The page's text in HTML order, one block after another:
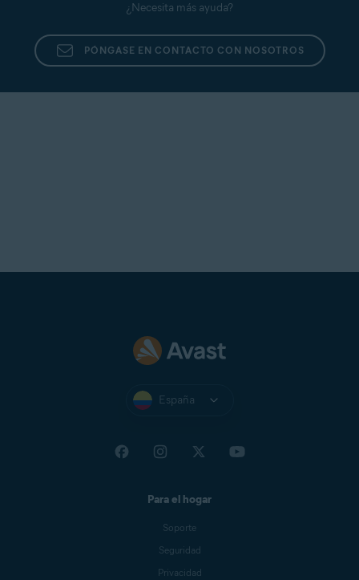
¿Necesita más ayuda?
PÓNGASE EN CONTACTO CON NOSOTROS
España
Para el hogar
Soporte
Seguridad
Privacidad